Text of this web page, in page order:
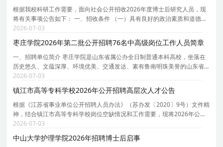
根据我校科研工作需要，面向社会公开招收2026年度博士后研究人员，现
将有关事项公告如下： 一、招收条件 （一）具有良好的政治素质和道德修
养，遵纪守法，身体健康； （二）具有博士学位（应届博士提供导师签名
的可以在2026年12月31日前毕业的承诺书），年龄
2026-07-03
枣庄学院2026年第二批公开招聘76名中高级岗位工作人员简章
一、招聘单位简介 枣庄学院是山东省属公办全日制普通本科高校，坐落在
历史悠久、文蕴深厚、环境优美、交通发达、素有鲁南明珠美誉的山东省
枣庄市。京沪高铁、京台高速公路等穿境而过，交通十分便利。学校占地
面积近 3000 亩，学校固定资产总值 14.5 亿元，实
2026-07-03
镇江市高等专科学校2026年公开招聘高层次人才公告
根据《江苏省事业单位公开招聘人员办法》（苏办发〔2020〕9号）文件精
神，结合镇江市高等专科学校岗位空缺情况和工作需要，现将2026年公开
招聘高层次人才有关事项公告如下： 一、报考条件、对象 （一）具有中华
人民共和国国籍； （二）岗位年龄要求：博士研
2026-07-03
中山大学护理学院2026年招聘博士后启事